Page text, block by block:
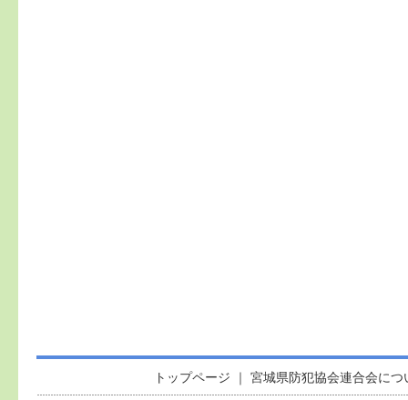
トップページ ｜ 宮城県防犯協会連合会につ